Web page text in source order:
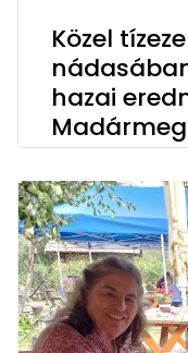
Közel
hazai